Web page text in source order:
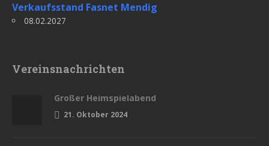
Verkaufsstand Fasnet Mendig
08.02.2027
Vereinsnachrichten
Großer Heimspielabend
21. Oktober 2024